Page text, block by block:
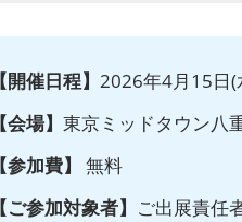
【開催日程】 2026年4月15日
【会場】 東京ミッドタウン八
【参加費】 無料
【ご参加対象者】 ご出展責任